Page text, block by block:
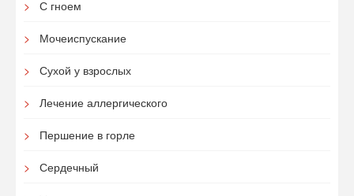
С гноем
Мочеиспускание
Сухой у взрослых
Лечение аллергического
Першение в горле
Сердечный